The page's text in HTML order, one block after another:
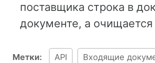
поставщика строка в
документе, а очищается
Метки: API Входящие